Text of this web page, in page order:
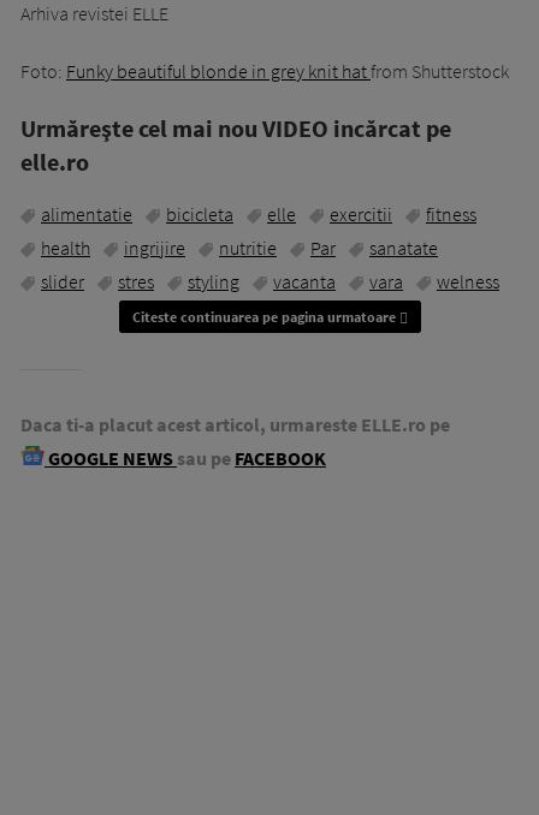
Arhiva revistei ELLE
Foto: Funky beautiful blonde in grey knit hatfrom Shutterstock
Urmăreşte cel mai nou VIDEO incărcat pe
elle.ro
alimentatie bicicleta elle exercitii
fitness
health
ingrijire nutritie Par
sanatate
slider
stres styling vacanta vara welness
Citeste continuarea pe pagina urmatoare
Daca ti-a placut acest articol, urmareste ELLE.ro pe
GOOGLE NEWS sau pe FACEBOOK